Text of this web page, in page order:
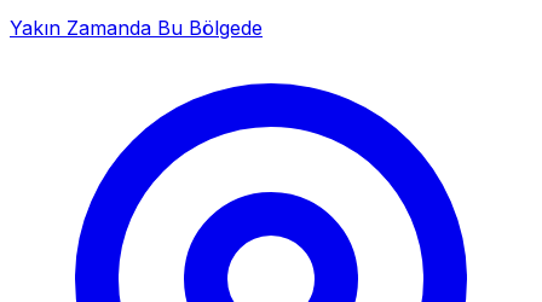
Yakın Zamanda Bu Bölgede